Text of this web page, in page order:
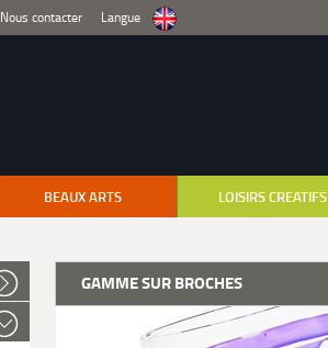
Nous contacter Langue
BEAUX ARTS LOISIRS CREATIFS
GAMME SUR BROCHES